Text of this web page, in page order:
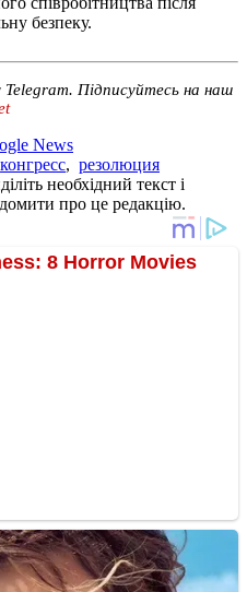
безпеку.
Telegram. Підписуйтесь на наш
News
конгресс, резолюция
необхідний текст і
про це редакцію.